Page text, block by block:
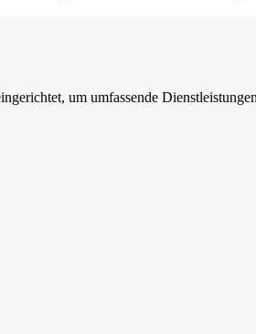
um umfassende